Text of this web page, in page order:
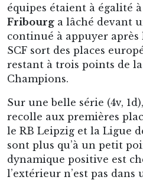
équipes étaient à égalité
Fribourg a lâché devant
continué à appuyer après
SCF sort des places
restant à trois points de
Champions.
Sur une belle série (4v,
recolle aux premières
le RB Leipzig et la Ligue
sont plus qu’à un petit
dynamique positive est
l’extérieur n’est pas